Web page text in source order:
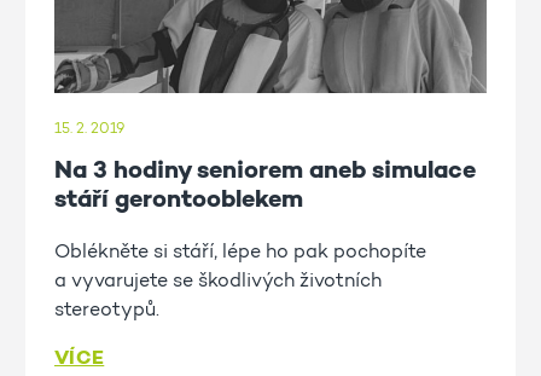
15. 2. 2019
Na 3 hodiny seniorem aneb simulace
stáří gerontooblekem
Oblékněte si stáří, lépe ho pak pochopíte
a vyvarujete se škodlivých životních
stereotypů.
VÍCE